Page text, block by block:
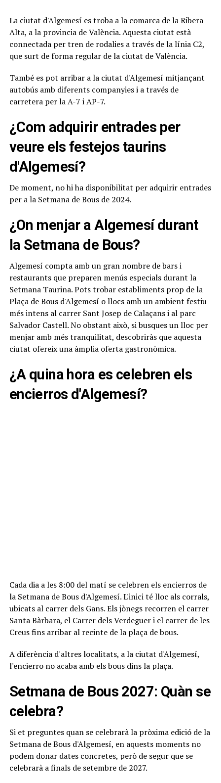
La ciutat d'Algemesí es troba a la comarca de la Ribera
Alta, a la provincia de València. Aquesta ciutat està
connectada per tren de rodalies a través de la línia C2,
que surt de forma regular de la ciutat de València.
També es pot arribar a la ciutat d'Algemesí mitjançant
autobús amb diferents companyies i a través de
carretera per la A-7 i AP-7.
¿Com adquirir entrades per
veure els festejos taurins
d'Algemesí?
De moment, no hi ha disponibilitat per adquirir entrades
per a la Setmana de Bous de 2024.
¿On menjar a Algemesí durant
la Setmana de Bous?
Algemesí compta amb un gran nombre de bars i
restaurants que preparen menús especials durant la
Setmana Taurina. Pots trobar establiments prop de la
Plaça de Bous d'Algemesí o llocs amb un ambient festiu
més intens al carrer Sant Josep de Calaçans i al parc
Salvador Castell. No obstant això, si busques un lloc per
menjar amb més tranquilitat, descobriràs que aquesta
ciutat ofereix una àmplia oferta gastronòmica.
¿A quina hora es celebren els
encierros d'Algemesí?
Cada dia a les 8:00 del matí se celebren els encierros de
la Setmana de Bous d'Algemesí. L'inici té lloc als corrals,
ubicats al carrer dels Gans. Els jònegs recorren el carrer
Santa Bàrbara, el Carrer dels Verdeguer i el carrer de les
Creus fins arribar al recinte de la plaça de bous.
A diferència d'altres localitats, a la ciutat d'Algemesí,
l'encierro no acaba amb els bous dins la plaça.
Setmana de Bous 2027: Quàn se
celebra?
Si et preguntes quan se celebrarà la pròxima edició de la
Setmana de Bous d'Algemesí, en aquests moments no
podem donar dates concretes, però de segur que se
celebrarà a finals de setembre de 2027.